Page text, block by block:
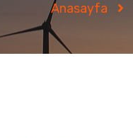
Anasayfa